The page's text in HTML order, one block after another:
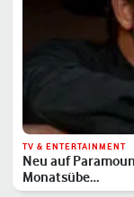
TV & ENTERTAINMENT
Neu auf
Monatsübe…